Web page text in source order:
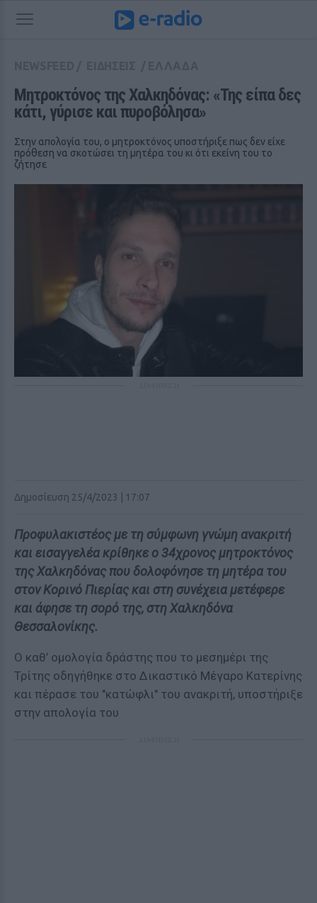
Μητροκτόνος της Χαλκηδόνας: «Της είπα δες
κάτι, γύρισε και πυροβόλησα»
Στην απολογία του, ο μητροκτόνος υποστήριξε πως δεν είχε
πρόθεση να σκοτώσει τη μητέρα του κι ότι εκείνη του το
ζήτησε
Δημοσίευση 25/4/2023 | 17:07
Προφυλακιστέος με τη σύμφωνη γνώμη ανακριτή
και εισαγγελέα κρίθηκε ο 34χρονος μητροκτόνος
της Χαλκηδόνας που δολοφόνησε τη μητέρα του
στον Κορινό Πιερίας και στη συνέχεια μετέφερε
και άφησε τη σορό της, στη Χαλκηδόνα
Θεσσαλονίκης.
Ο καθ’ ομολογία δράστης που το μεσημέρι της
Τρίτης οδηγήθηκε στο Δικαστικό Μέγαρο Κατερίνης
και πέρασε του "κατώφλι" του ανακριτή, υποστήριξε
στην απολογία του